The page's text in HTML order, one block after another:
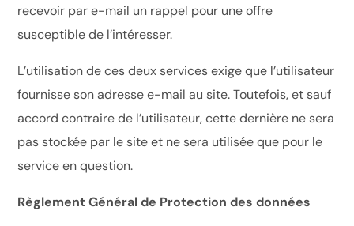
recevoir par e-mail un rappel pour une offre
susceptible de l’intéresser.
L’utilisation de ces deux services exige que l’utilisateur
fournisse son adresse e-mail au site. Toutefois, et sauf
accord contraire de l’utilisateur, cette dernière ne sera
pas stockée par le site et ne sera utilisée que pour le
service en question.
Règlement Général de Protection des données